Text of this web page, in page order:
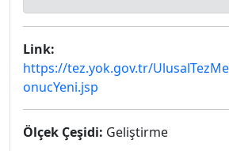
Link:
https://tez.yok.gov.tr/
onucYeni.jsp
Ölçek Çeşidi: Geliştirme